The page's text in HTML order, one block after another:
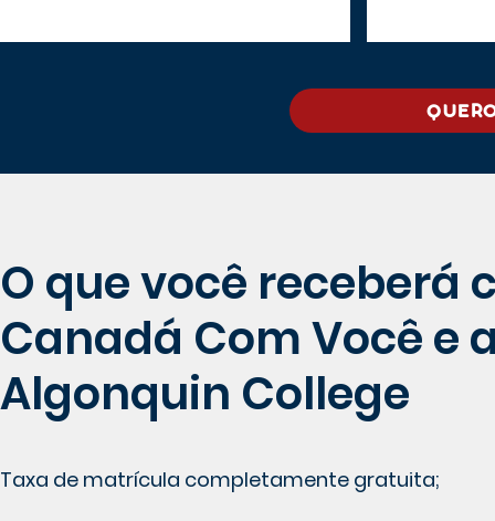
O que você receberá
Canadá Com Você e
Algonquin College
Taxa de matrícula completamente gratuita;